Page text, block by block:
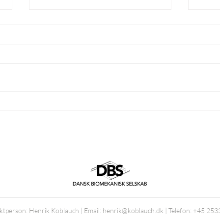
ÅRSMØDE 2020 Det 12. årsmøde
Så husk at...
Henrik Koblauch | Email: henrik@koblauch.dk | Telefon: +45